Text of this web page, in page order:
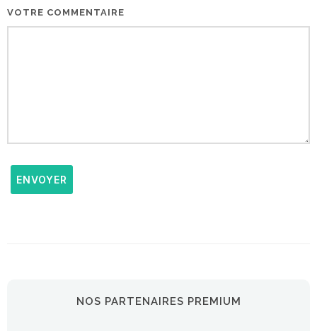
VOTRE COMMENTAIRE
ENVOYER
NOS PARTENAIRES PREMIUM